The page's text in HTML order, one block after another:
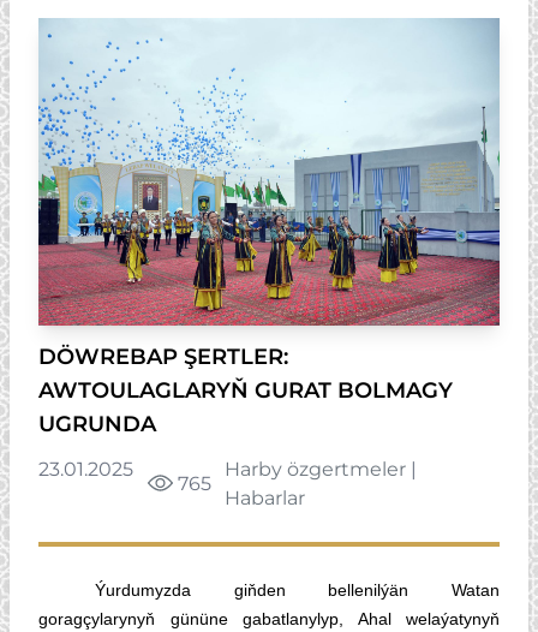
DÖWREBAP ŞERTLER:
AWTOULAGLARYŇ GURAT BOLMAGY
UGRUNDA
23.01.2025
765
Harby özgertmeler
Habarlar
Ýurdumyzda giňden bellenilýän Watan
goragçylarynyň gününe gabatlanylyp, Ahal welaýatynyň